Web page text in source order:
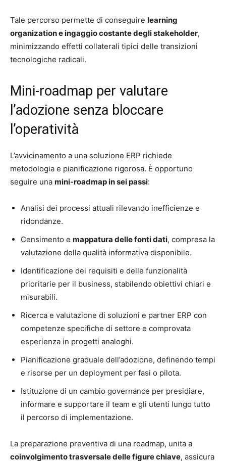
Tale percorso permette di conseguire learning
organization e ingaggio costante degli stakeholder,
minimizzando effetti collaterali tipici delle transizioni
tecnologiche radicali.
Mini-roadmap per valutare
l’adozione senza bloccare
l’operatività
L’avvicinamento a una soluzione ERP richiede
metodologia e pianificazione rigorosa. È opportuno
seguire una mini-roadmap in sei passi:
Analisi dei processi attuali rilevando inefficienze e
ridondanze.
Censimento e mappatura delle fonti dati, compresa la
valutazione della qualità informativa disponibile.
Identificazione dei requisiti e delle funzionalità
prioritarie per il business, stabilendo obiettivi chiari e
misurabili.
Ricerca e valutazione di soluzioni e partner ERP con
competenze specifiche di settore e comprovata
esperienza in progetti analoghi.
Pianificazione graduale dell’adozione, definendo tempi
e risorse per un deployment per fasi o pilota.
Istituzione di un cambio governance per presidiare,
informare e supportare il team e gli utenti lungo tutto
il percorso di implementazione.
La preparazione preventiva di una roadmap, unita a
coinvolgimento trasversale delle figure chiave, assicura